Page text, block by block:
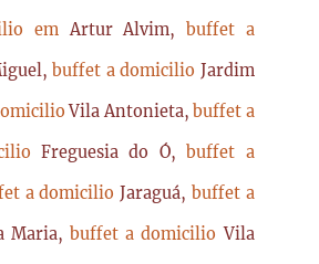
emArtur Alvim, buffet a
buffet a domicilio Jardim
Vila Antonieta,buffet a
Freguesia do Ó,buffet a
a domicilioJaraguá, buffet a
Maria,buffet a domicilioVila